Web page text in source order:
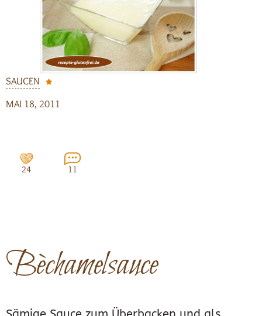
SAUCEN
MAI 18, 2011
24 11
Bèchamelsauce